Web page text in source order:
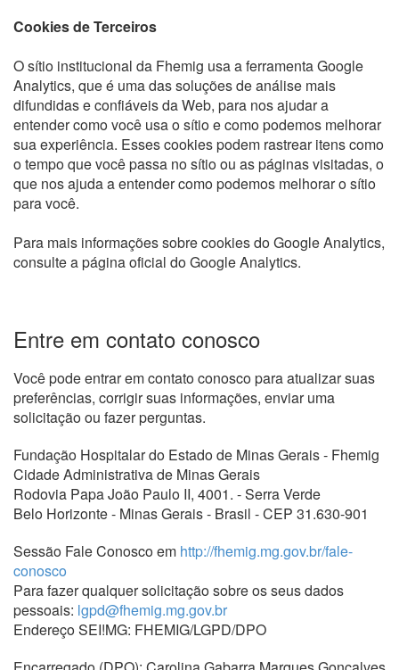
Cookies de Terceiros
O sítio institucional da Fhemig usa a ferramenta Google
Analytics, que é uma das soluções de análise mais
difundidas e confiáveis da Web, para nos ajudar a
entender como você usa o sítio e como podemos melhorar
sua experiência. Esses cookies podem rastrear itens como
o tempo que você passa no sítio ou as páginas visitadas, o
que nos ajuda a entender como podemos melhorar o sítio
para você.
Para mais informações sobre cookies do Google Analytics,
consulte a página oficial do Google Analytics.
Entre em contato conosco
Você pode entrar em contato conosco para atualizar suas
preferências, corrigir suas informações, enviar uma
solicitação ou fazer perguntas.
Fundação Hospitalar do Estado de Minas Gerais ‑ Fhemig
Cidade Administrativa de Minas Gerais
Rodovia Papa João Paulo II, 4001. - Serra Verde
Belo Horizonte - Minas Gerais - Brasil - CEP 31.630-901
Sessão Fale Conosco em http://fhemig.mg.gov.br/fale-
conosco
Para fazer qualquer solicitação sobre os seus dados
pessoais: lgpd@fhemig.mg.gov.br
Endereço SEI!MG: FHEMIG/LGPD/DPO